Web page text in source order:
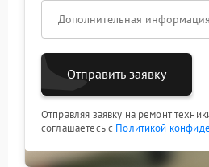
Отправить заявку
Отправляя заявку на ремонт
соглашаетесь с Политикой